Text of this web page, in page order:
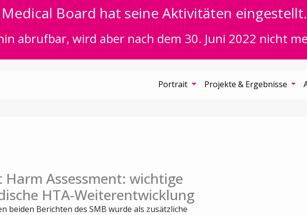
Medical Board hat seine Aktivitäten eingestellt.
abrufbar, wird aber nach dem 30. Juni 2022 nicht
Portrait Projekte & Ergebnisse
Harm Assessment: wichtige
HTA-Weiterentwicklung
beiden Berichten des SMB wurde als zusätzliche